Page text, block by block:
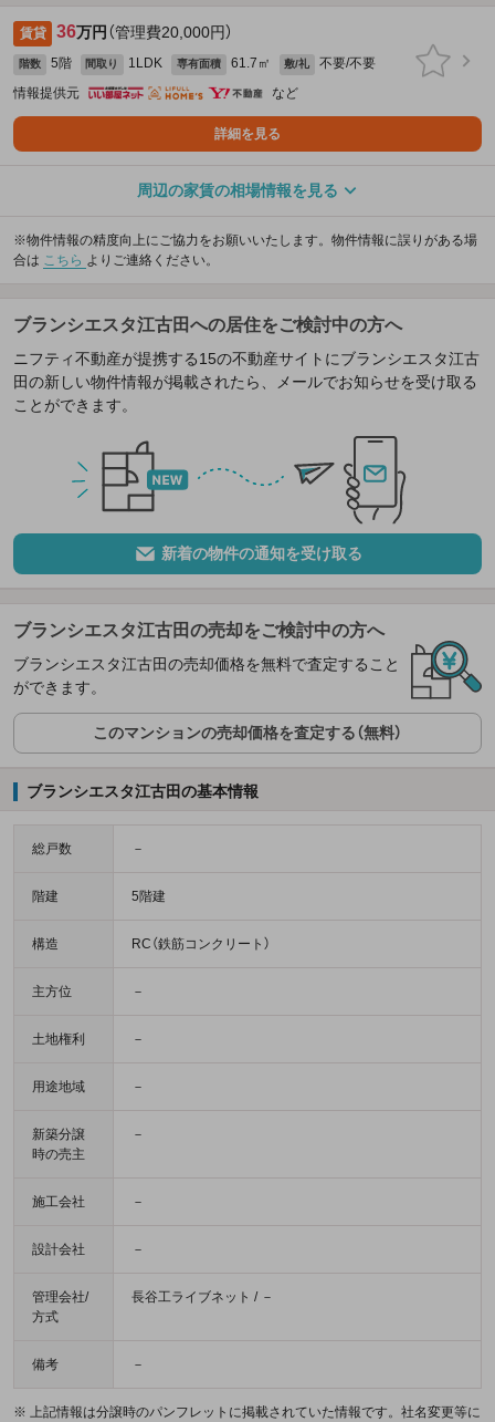
賃貸 36万円 （管理費20,000円）
階数 5階 間取り 1LDK 専有面積 61.7㎡ 敷/礼
不要/不要
情報提供元
など
詳細を見る
周辺の家賃の相場情報を見る
※物件情報の精度向上にご協力をお願いいたします。物件情報に誤りがある場
合は こちら よりご連絡ください。
ブランシエスタ江古田への居住をご検討中の方へ
ニフティ不動産が提携する15の不動産サイトにブランシエスタ江古
田の新しい物件情報が掲載されたら、メールでお知らせを受け取る
ことができます。
新着の物件の通知を受け取る
ブランシエスタ江古田の売却をご検討中の方へ
ブランシエスタ江古田の売却価格を無料で査定すること
ができます。
このマンションの売却価格を査定する（無料）
ブランシエスタ江古田の基本情報
総戸数 －
階建 5階建
構造 RC（鉄筋コンクリート）
主方位 －
土地権利 －
用途地域 －
新築分譲
時の売主
－
施工会社 －
設計会社 －
管理会社/
方式
長谷工ライブネット / －
備考 －
※ 上記情報は分譲時のパンフレットに掲載されていた情報です。社名変更等に